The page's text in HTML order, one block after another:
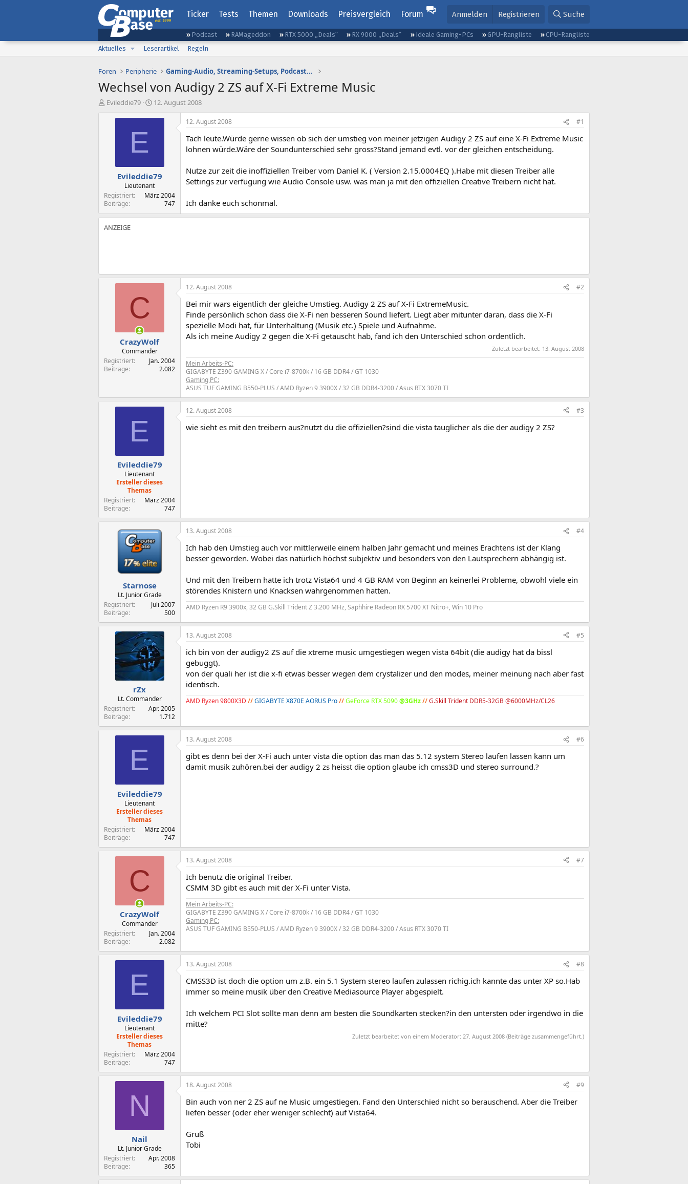
Ticker Tests Themen Downloads Preisvergleich Forum Anmelden Registrieren Suche
Podcast RAMageddon RTX 5000 „Deals“ RX 9000 „Deals“ Ideale Gaming-PCs GPU-Rangliste
CPU-Rangliste
Aktuelles
Leserartikel Regeln
Foren Peripherie Gaming-Audio, Streaming-Setups, Podcasting etc.
Wechsel von Audigy 2 ZS auf X-Fi Extreme Music
E
Evileddie79
E
s
t
a
m
12. August 2008
E
Evileddie79
Lieutenant
Registriert
März 2004
Beiträge
747
12. August 2008 #1
Tach leute.Würde gerne wissen ob sich der umstieg von meiner jetzigen Audigy 2 ZS auf eine X-Fi Extreme Music
lohnen würde.Wäre der Soundunterschied sehr gross?Stand jemand evtl. vor der gleichen entscheidung.
Nutze zur zeit die inoffiziellen Treiber vom Daniel K. ( Version 2.15.0004EQ ).Habe mit diesen Treiber alle
Settings zur verfügung wie Audio Console usw. was man ja mit den offiziellen Creative Treibern nicht hat.
Ich danke euch schonmal.
C
CrazyWolf
Commander
Registriert
Jan. 2004
Beiträge
2.082
12. August 2008 #2
Bei mir wars eigentlich der gleiche Umstieg. Audigy 2 ZS auf X-Fi ExtremeMusic.
Finde persönlich schon dass die X-Fi nen besseren Sound liefert. Liegt aber mitunter daran, dass die X-Fi
spezielle Modi hat, für Unterhaltung (Musik etc.) Spiele und Aufnahme.
Als ich meine Audigy 2 gegen die X-Fi getauscht hab, fand ich den Unterschied schon ordentlich.
Zuletzt bearbeitet: 13. August 2008
Mein Arbeits-PC:
GIGABYTE Z390 GAMING X / Core i7-8700k / 16 GB DDR4 / GT 1030
Gaming PC:
ASUS TUF GAMING B550-PLUS / AMD Ryzen 9 3900X / 32 GB DDR4-3200 / Asus RTX 3070 TI
E
Evileddie79
Lieutenant
Ersteller dieses
Themas
Registriert
März 2004
Beiträge
747
12. August 2008 #3
wie sieht es mit den treibern aus?nutzt du die offiziellen?sind die vista tauglicher als die der audigy 2 ZS?
Starnose
Lt. Junior Grade
Registriert
Juli 2007
Beiträge
500
13. August 2008 #4
Ich hab den Umstieg auch vor mittlerweile einem halben Jahr gemacht und meines Erachtens ist der Klang
besser geworden. Wobei das natürlich höchst subjektiv und besonders von den Lautsprechern abhängig ist.
Und mit den Treibern hatte ich trotz Vista64 und 4 GB RAM von Beginn an keinerlei Probleme, obwohl viele ein
störendes Knistern und Knacksen wahrgenommen hatten.
AMD Ryzen R9 3900x, 32 GB G.Skill Trident Z 3.200 MHz, Saphhire Radeon RX 5700 XT Nitro+, Win 10 Pro
rZx
Lt. Commander
Registriert
Apr. 2005
Beiträge
1.712
13. August 2008 #5
ich bin von der audigy2 ZS auf die xtreme music umgestiegen wegen vista 64bit (die audigy hat da bissl
gebuggt).
von der quali her ist die x-fi etwas besser wegen dem crystalizer und den modes, meiner meinung nach aber fast
identisch.
AMD Ryzen 9800X3D //GIGABYTE X870E AORUS Pro//GeForce RTX 5090@3GHz//G.Skill Trident DDR5-32GB @6000MHz/CL26
E
Evileddie79
Lieutenant
Ersteller dieses
Themas
Registriert
März 2004
Beiträge
747
13. August 2008 #6
gibt es denn bei der X-Fi auch unter vista die option das man das 5.12 system Stereo laufen lassen kann um
damit musik zuhören.bei der audigy 2 zs heisst die option glaube ich cmss3D und stereo surround.?
C
CrazyWolf
Commander
Registriert
Jan. 2004
Beiträge
2.082
13. August 2008 #7
Ich benutz die original Treiber.
CSMM 3D gibt es auch mit der X-Fi unter Vista.
Mein Arbeits-PC:
GIGABYTE Z390 GAMING X / Core i7-8700k / 16 GB DDR4 / GT 1030
Gaming PC:
ASUS TUF GAMING B550-PLUS / AMD Ryzen 9 3900X / 32 GB DDR4-3200 / Asus RTX 3070 TI
E
Evileddie79
Lieutenant
Ersteller dieses
Themas
Registriert
März 2004
Beiträge
747
13. August 2008 #8
CMSS3D ist doch die option um z.B. ein 5.1 System stereo laufen zulassen richig.ich kannte das unter XP so.Hab
immer so meine musik über den Creative Mediasource Player abgespielt.
Ich welchem PCI Slot sollte man denn am besten die Soundkarten stecken?in den untersten oder irgendwo in die
mitte?
Zuletzt bearbeitet von einem Moderator: 27. August 2008 (Beiträge zusammengeführt.)
N
Nail
Lt. Junior Grade
Registriert
Apr. 2008
Beiträge
365
18. August 2008 #9
Bin auch von ner 2 ZS auf ne Music umgestiegen. Fand den Unterschied nicht so berauschend. Aber die Treiber
liefen besser (oder eher weniger schlecht) auf Vista64.
Gruß
Tobi